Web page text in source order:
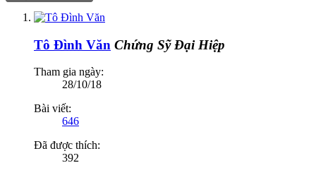
Tô Đình Văn Chứng Sỹ Đại Hiệp
Tham gia ngày:
28/10/18
Bài viết:
646
Đã được thích:
392